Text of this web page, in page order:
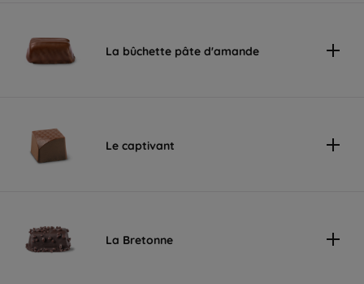
La bûchette pâte d'amande
Le captivant
La Bretonne